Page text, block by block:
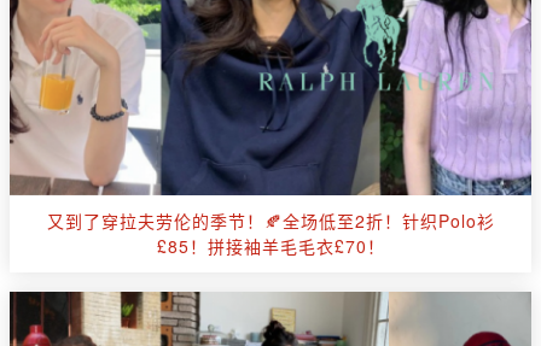
又到了穿拉夫劳伦的季节！🍂全场低至2折！针织Polo衫
£85！拼接袖羊毛毛衣£70！